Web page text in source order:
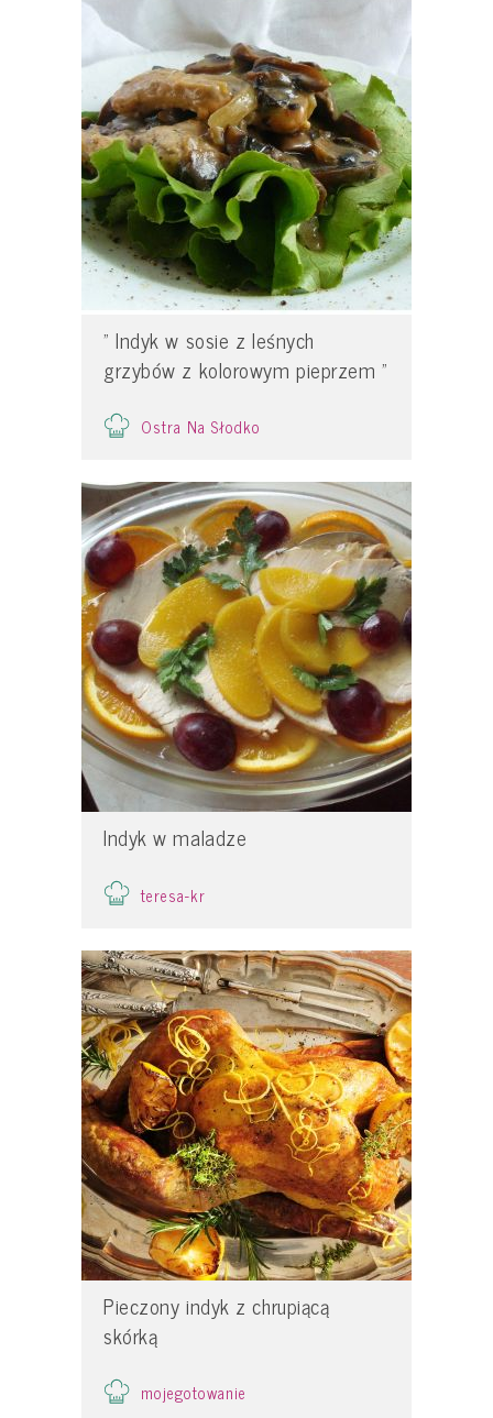
" Indyk w sosie z leśnych
grzybów z kolorowym pieprzem "
Ostra Na Słodko
Indyk w maladze
teresa-kr
Pieczony indyk z chrupiącą
skórką
mojegotowanie